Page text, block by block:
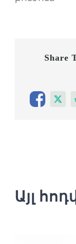
Share
Facebook
X
Այլ